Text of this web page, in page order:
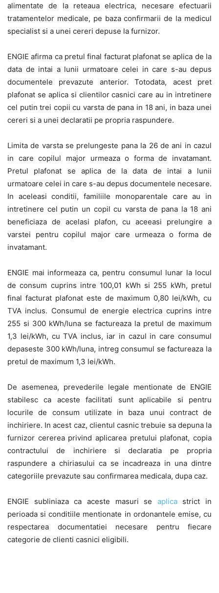
alimentate de la reteaua electrica, necesare efectuarii
tratamentelor medicale, pe baza confirmarii de la medicul
specialist si a unei cereri depuse la furnizor.
ENGIE afirma ca pretul final facturat plafonat se aplica de la
data de intai a lunii urmatoare celei in care s-au depus
documentele prevazute anterior. Totodata, acest pret
plafonat se aplica si clientilor casnici care au in intretinere
cel putin trei copii cu varsta de pana in 18 ani, in baza unei
cereri si a unei declaratii pe propria raspundere.
Limita de varsta se prelungeste pana la 26 de ani in cazul
in care copilul major urmeaza o forma de invatamant.
Pretul plafonat se aplica de la data de intai a lunii
urmatoare celei in care s-au depus documentele necesare.
In aceleasi conditii, familiile monoparentale care au in
intretinere cel putin un copil cu varsta de pana la 18 ani
beneficiaza de acelasi plafon, cu aceeasi prelungire a
varstei pentru copilul major care urmeaza o forma de
invatamant.
ENGIE mai informeaza ca, pentru consumul lunar la locul
de consum cuprins intre 100,01 kWh si 255 kWh, pretul
final facturat plafonat este de maximum 0,80 lei/kWh, cu
TVA inclus. Consumul de energie electrica cuprins intre
255 si 300 kWh/luna se factureaza la pretul de maximum
1,3 lei/kWh, cu TVA inclus, iar in cazul in care consumul
depaseste 300 kWh/luna, intreg consumul se factureaza la
pretul de maximum 1,3 lei/kWh.
De asemenea, prevederile legale mentionate de ENGIE
stabilesc ca aceste facilitati sunt aplicabile si pentru
locurile de consum utilizate in baza unui contract de
inchiriere. In acest caz, clientul casnic trebuie sa depuna la
furnizor cererea privind aplicarea pretului plafonat, copia
contractului de inchiriere si declaratia pe propria
raspundere a chiriasului ca se incadreaza in una dintre
categoriile prevazute sau confirmarea medicala, dupa caz.
ENGIE subliniaza ca aceste masuri se aplicastrict in
perioada si conditiile mentionate in ordonantele emise, cu
respectarea documentatiei necesare pentru fiecare
categorie de clienti casnici eligibili.